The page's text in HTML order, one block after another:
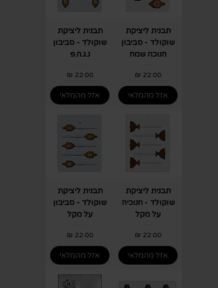
תבנית ליציקת
שוקולד - סביבון
חנוכה שמח
מחיר
אזל מהמלאי
תבנית ליציקת
שוקולד - סביבון
נ.ג.ה.פ
מחיר
אזל מהמלאי
תבנית ליציקת
שוקולד - חנוכיה
על מקל
מחיר
אזל מהמלאי
תבנית ליציקת
שוקולד - סביבון
על מקל
מחיר
אזל מהמלאי